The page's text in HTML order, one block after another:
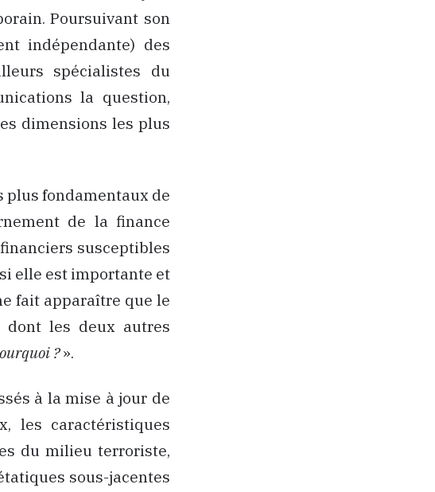
Poursuivant son
indépendante) des
spécialistes du
la question,
dimensions les plus
plus fondamentaux de
de la finance
susceptibles
elle est importante et
fait apparaître que le
les deux autres
?».
à la mise à jour de
les caractéristiques
du milieu terroriste,
sous-jacentes